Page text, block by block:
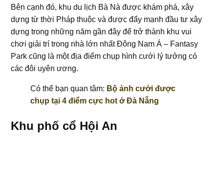
Bên cạnh đó, khu du lịch Bà Nà được khám phá, xây
dựng từ thời Pháp thuộc và được đẩy mạnh đầu tư xây
dựng trong những năm gần đây để trở thành khu vui
chơi giải trí trong nhà lớn nhất Đông Nam Á – Fantasy
Park cũng là một địa điểm chụp hình cưới lý tưởng có
các đôi uyên ương.
Có thể bạn quan tâm: Bộ ảnh cưới được
chụp tại 4 điểm cực hot ở Đà Nẵng
Khu phố cổ Hội An